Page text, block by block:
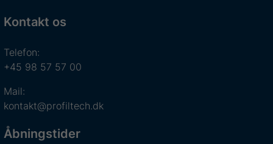
Kontakt os
Telefon:
+45 98 57 57 00
Mail:
kontakt@profiltech.dk
Åbningstider